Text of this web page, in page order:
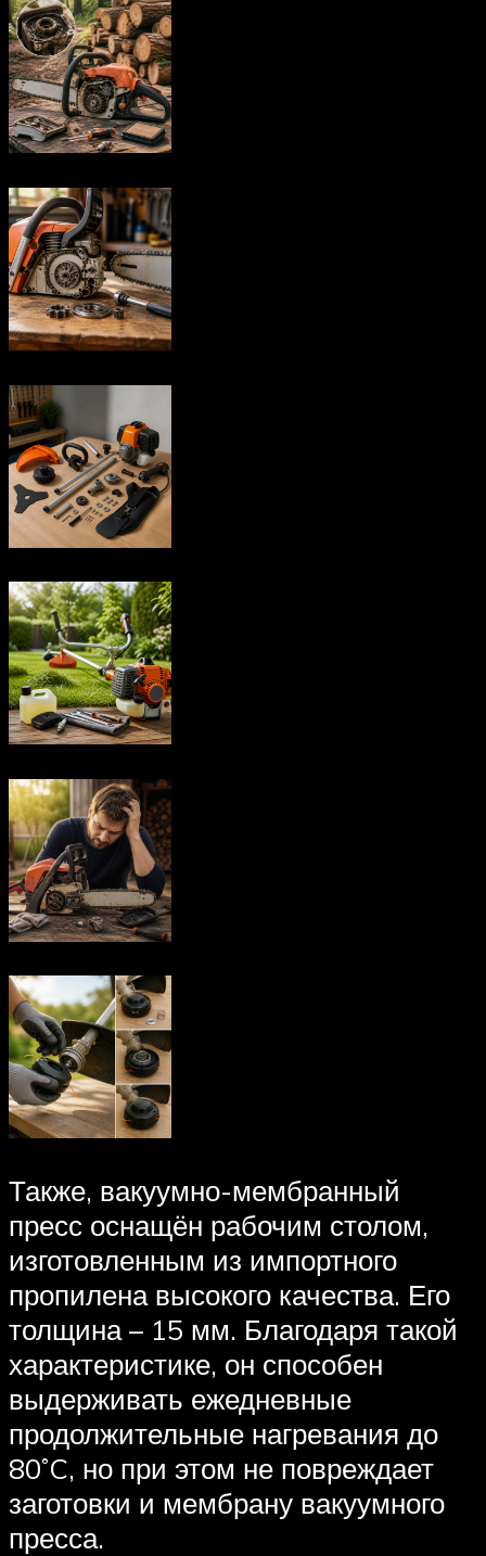
Также, вакуумно-мембранный
пресс оснащён рабочим столом,
изготовленным из импортного
пропилена высокого качества. Его
толщина – 15 мм. Благодаря такой
характеристике, он способен
выдерживать ежедневные
продолжительные нагревания до
80˚C, но при этом не повреждает
заготовки и мембрану вакуумного
пресса.